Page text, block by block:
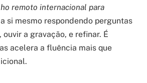
remoto internacional para
si mesmo respondendo perguntas
a gravação, e refinar. É
acelera a fluência mais que